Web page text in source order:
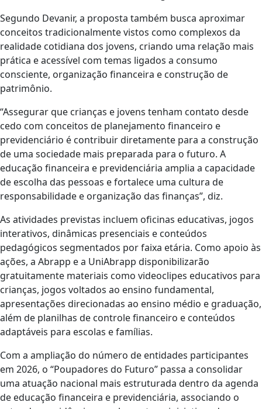
Segundo Devanir, a proposta também busca aproximar
conceitos tradicionalmente vistos como complexos da
realidade cotidiana dos jovens, criando uma relação mais
prática e acessível com temas ligados a consumo
consciente, organização financeira e construção de
patrimônio.
“Assegurar que crianças e jovens tenham contato desde
cedo com conceitos de planejamento financeiro e
previdenciário é contribuir diretamente para a construção
de uma sociedade mais preparada para o futuro. A
educação financeira e previdenciária amplia a capacidade
de escolha das pessoas e fortalece uma cultura de
responsabilidade e organização das finanças”, diz.
As atividades previstas incluem oficinas educativas, jogos
interativos, dinâmicas presenciais e conteúdos
pedagógicos segmentados por faixa etária. Como apoio às
ações, a Abrapp e a UniAbrapp disponibilizarão
gratuitamente materiais como videoclipes educativos para
crianças, jogos voltados ao ensino fundamental,
apresentações direcionadas ao ensino médio e graduação,
além de planilhas de controle financeiro e conteúdos
adaptáveis para escolas e famílias.
Com a ampliação do número de entidades participantes
em 2026, o “Poupadores do Futuro” passa a consolidar
uma atuação nacional mais estruturada dentro da agenda
de educação financeira e previdenciária, associando o